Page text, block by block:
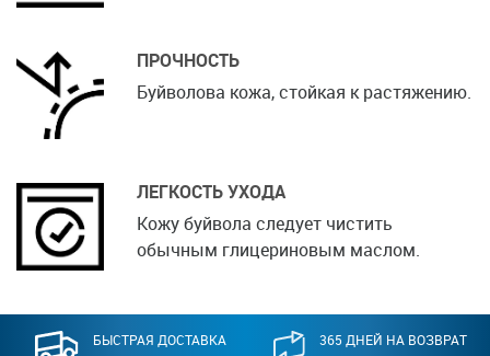
ПРОЧНОСТЬ
Буйволова кожа, стойкая к растяжению.
ЛЕГКОСТЬ УХОДА
Кожу буйвола следует чистить
обычным глицериновым маслом.
БЫСТРАЯ ДОСТАВКА 365 ДНЕЙ НА ВОЗВРАТ